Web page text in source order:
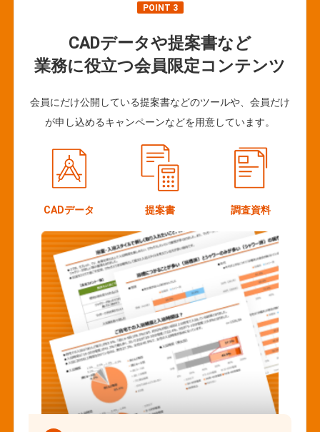
POINT 3
CADデータや提案書など
業務に役立つ会員限定コンテンツ
会員にだけ公開している提案書などのツールや、会員だけ
が申し込めるキャンペーンなどを用意しています。
CADデータ 提案書 調査資料